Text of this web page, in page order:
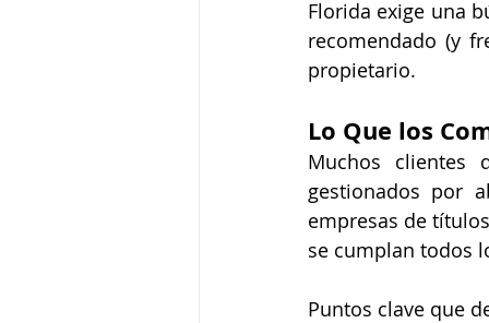
Florida exige una
recomendado (y
propietario.
Lo Que los
Muchos clientes
gestionados por
empresas de
se cumplan todos
Puntos clave que